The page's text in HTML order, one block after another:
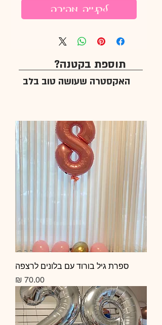
לקנייה מהירה
תוספת בקטנה?
האקסטרה שעושה טוב בלב
ספרת גיל בורוד עם בלונים לרצפה
מחיר